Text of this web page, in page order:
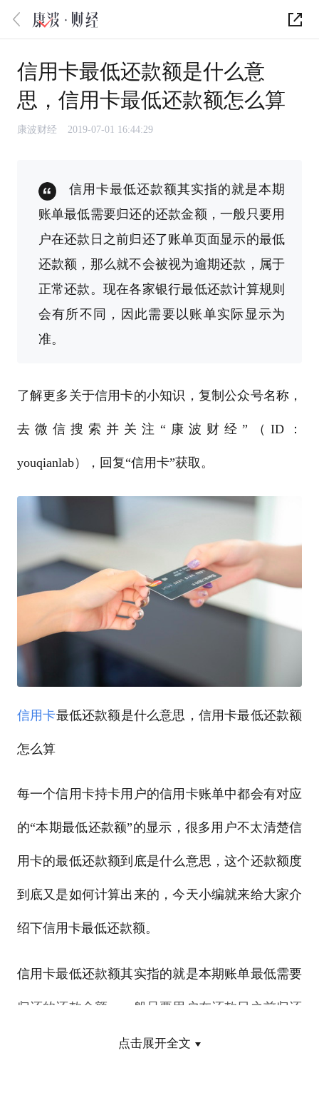
信用卡最低还款额是什么意
思，信用卡最低还款额怎么算
康波财经 2019-07-01 16:44:29
信用卡最低还款额其实指的就是本期
账单最低需要归还的还款金额，一般只要用
户在还款日之前归还了账单页面显示的最低
还款额，那么就不会被视为逾期还款，属于
正常还款。现在各家银行最低还款计算规则
会有所不同，因此需要以账单实际显示为
准。
了解更多关于信用卡的小知识，复制公众号名称，
去微信搜索并关注“康波财经”（ID：
youqianlab），回复“信用卡”获取。
信用卡最低还款额是什么意思，信用卡最低还款额
怎么算
每一个信用卡持卡用户的信用卡账单中都会有对应
的“本期最低还款额”的显示，很多用户不太清楚信
用卡的最低还款额到底是什么意思，这个还款额度
到底又是如何计算出来的，今天小编就来给大家介
绍下信用卡最低还款额。
信用卡最低还款额其实指的就是本期账单最低需要
归还的还款金额，一般只要用户在还款日之前归还
了账单页面显示的最低还款额，那么就不会被视为
点击展开全文